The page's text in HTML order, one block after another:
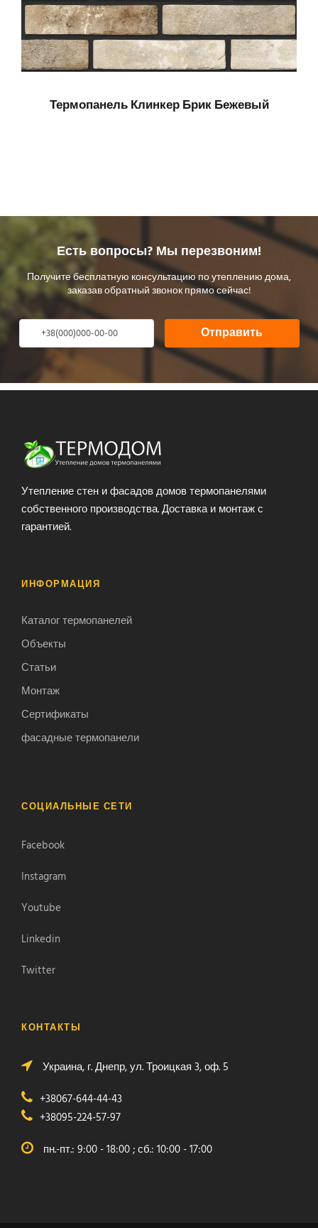
Термопанель Клинкер Брик Бежевый
Есть вопросы? Мы перезвоним!
Получите бесплатную консультацию по утеплению дома,
заказав обратный звонок прямо сейчас!
Отправить
Утепление стен и фасадов домов термопанелями
собственного производства. Доставка и монтаж с
гарантией.
ИНФОРМАЦИЯ
Каталог термопанелей
Объекты
Статьи
Монтаж
Сертификаты
фасадные термопанели
СОЦИАЛЬНЫЕ СЕТИ
Facebook
Instagram
Youtube
Linkedin
Twitter
КОНТАКТЫ
Украина, г. Днепр, ул. Троицкая 3, оф. 5
+38067-644-44-43
+38095-224-57-97
пн.-пт.: 9:00 - 18:00 ; сб.: 10:00 - 17:00